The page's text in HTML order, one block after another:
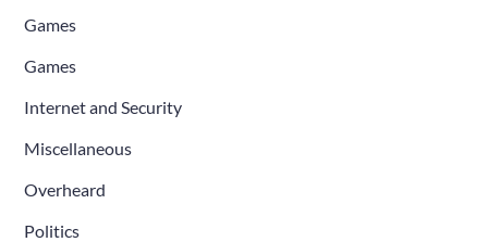
Games
Games
Internet and Security
Miscellaneous
Overheard
Politics